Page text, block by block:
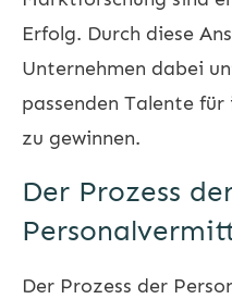
Erfolg. Durch diese
Unternehmen dabei
passenden Talente
zu gewinnen.
Der Prozess
Der Prozess der